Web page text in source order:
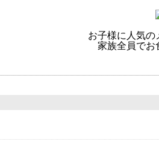
お子様に人気の
家族全員でお